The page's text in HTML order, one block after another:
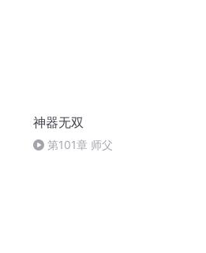
神器无双
第101章 师父